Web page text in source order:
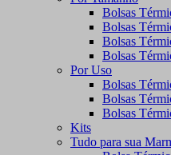
Bolsas
Bolsas
Bolsas
Bolsas
Por Uso
Bolsas
Bolsas
Bolsas
Kits
Tudo para sua